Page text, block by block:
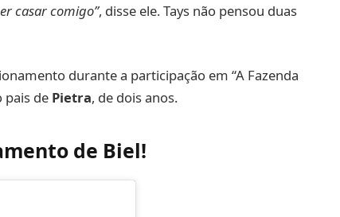
casar comigo”, disse ele. Tays não pensou duas
durante a participação em “A Fazenda
pais de Pietra, de dois anos.
de Biel!